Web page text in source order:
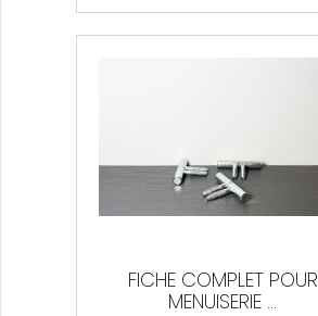
FICHE COMPLET POUR
MENUISERIE ...